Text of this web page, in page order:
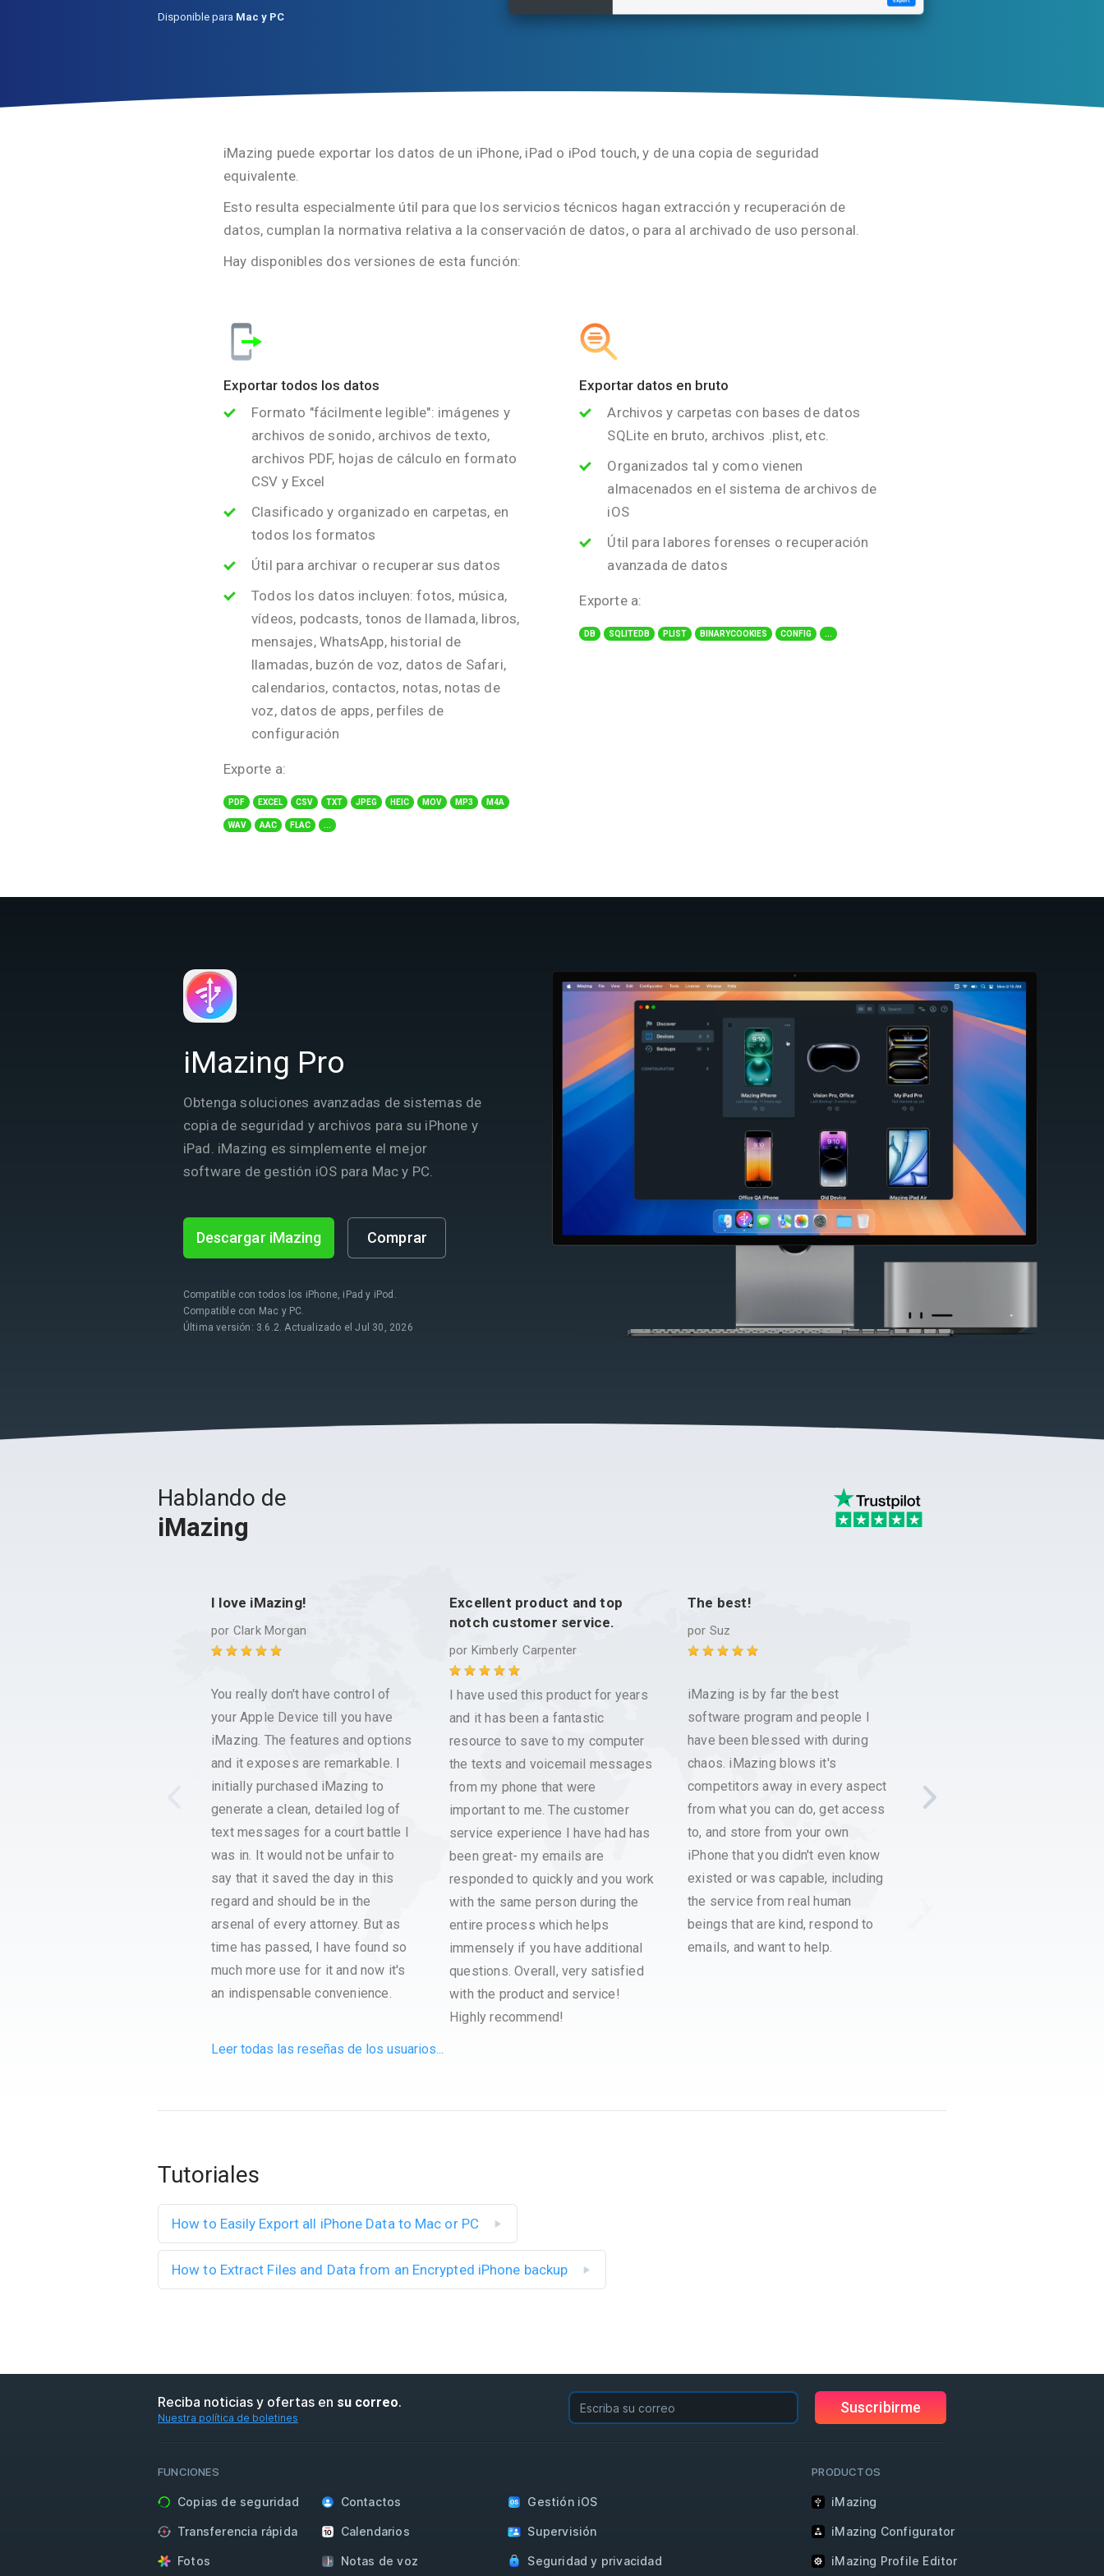
Disponible para Mac y PC
iMazing puede exportar los datos de un iPhone, iPad o iPod touch, y de una copia de seguridad
equivalente.
Esto resulta especialmente útil para que los servicios técnicos hagan extracción y recuperación de
datos, cumplan la normativa relativa a la conservación de datos, o para al archivado de uso personal.
Hay disponibles dos versiones de esta función:
Exportar todos los datos
Formato "fácilmente legible": imágenes y
archivos de sonido, archivos de texto,
archivos PDF, hojas de cálculo en formato
CSV y Excel
Clasificado y organizado en carpetas, en
todos los formatos
Útil para archivar o recuperar sus datos
Todos los datos incluyen: fotos, música,
vídeos, podcasts, tonos de llamada, libros,
mensajes, WhatsApp, historial de
llamadas, buzón de voz, datos de Safari,
calendarios, contactos, notas, notas de
voz, datos de apps, perfiles de
configuración
Exporte a:
PDF EXCEL CSV TXT JPEG HEIC MOV MP3 M4A
WAV AAC FLAC ...
Exportar datos en bruto
Archivos y carpetas con bases de datos
SQLite en bruto, archivos .plist, etc.
Organizados tal y como vienen
almacenados en el sistema de archivos de
iOS
Útil para labores forenses o recuperación
avanzada de datos
Exporte a:
DB SQLITEDB PLIST BINARYCOOKIES CONFIG ...
iMazing Pro
Obtenga soluciones avanzadas de sistemas de
copia de seguridad y archivos para su iPhone y
iPad. iMazing es simplemente el mejor
software de gestión iOS para Mac y PC.
Descargar iMazing Comprar
Compatible con todos los iPhone, iPad y iPod.
Compatible con Mac y PC.
Última versión: 3.6.2. Actualizado el Jul 30, 2026
Hablando de
iMazing
I love iMazing!
por Clark Morgan
You really don't have control of
your Apple Device till you have
iMazing. The features and options
and it exposes are remarkable. I
initially purchased iMazing to
generate a clean, detailed log of
text messages for a court battle I
was in. It would not be unfair to
say that it saved the day in this
regard and should be in the
arsenal of every attorney. But as
time has passed, I have found so
much more use for it and now it's
an indispensable convenience.
Excellent product and top
notch customer service.
por Kimberly Carpenter
I have used this product for years
and it has been a fantastic
resource to save to my computer
the texts and voicemail messages
from my phone that were
important to me. The customer
service experience I have had has
been great- my emails are
responded to quickly and you work
with the same person during the
entire process which helps
immensely if you have additional
questions. Overall, very satisfied
with the product and service!
Highly recommend!
The best!
por Suz
iMazing is by far the best
software program and people I
have been blessed with during
chaos. iMazing blows it's
competitors away in every aspect
from what you can do, get access
to, and store from your own
iPhone that you didn't even know
existed or was capable, including
the service from real human
beings that are kind, respond to
emails, and want to help.
to use. Following your imazing
backup no matter how hard
Leer todas las reseñas de los usuarios...
Tutoriales
How to Easily Export all iPhone Data to Mac or PC
How to Extract Files and Data from an Encrypted iPhone backup
Reciba noticias y ofertas en su correo.
Nuestra política de boletines
Suscribirme
FUNCIONES
Copias de seguridad
Transferencia rápida
Fotos
Contactos
Calendarios
Notas de voz
Gestión iOS
Supervisión
Seguridad y privacidad
PRODUCTOS
iMazing
iMazing Configurator
iMazing Profile Editor